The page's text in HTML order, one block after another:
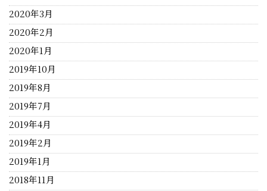
2020年3月
2020年2月
2020年1月
2019年10月
2019年8月
2019年7月
2019年4月
2019年2月
2019年1月
2018年11月